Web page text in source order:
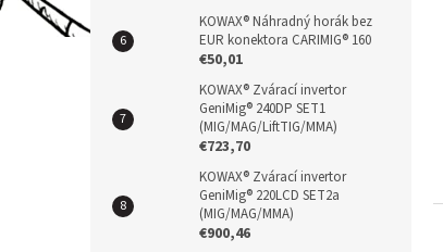
KOWAX® Náhradný horák bez
EUR konektora CARIMIG® 160
€50,01
KOWAX® Zvárací invertor
GeniMig® 240DP SET1
(MIG/MAG/LiftTIG/MMA)
€723,70
KOWAX® Zvárací invertor
GeniMig® 220LCD SET2a
(MIG/MAG/MMA)
€900,46